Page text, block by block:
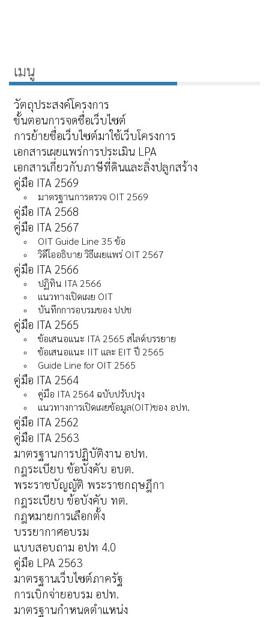
เมนู
วัตถุประสงค์โครงการ
ขั้นตอนการจดชื่อเว็บไซต์
การย้ายชื่อเว็บไซต์มาใช้เว็บโครงการ
เอกสารเผยแพร่การประเมิน LPA
เอกสารเกี่ยวกับภาษีที่ดินและลิ่งปลูกสร้าง
คู่มือ ITA 2569
มาตรฐานการตรวจ OIT 2569
คู่มือ ITA 2568
คู่มือ ITA 2567
OIT Guide Line 35 ข้อ
วิดีโออธิบาย วิธีเผยแพร่ OIT 2567
คู่มือ ITA 2566
ปฏิทิน ITA 2566
แนวทางเปิดเผย OIT
บันทึกการอบรมของ ปปช
คู่มือ ITA 2565
ข้อเสนอแนะ ITA 2565 สไลด์บรรยาย
ข้อเสนอแนะ IIT และ EIT ปี 2565
Guide Line for OIT 2565
คู่มือ ITA 2564
คู่มือ ITA 2564 ฉบับปรับปรุง
แนวทางการเปิดเผยข้อมูล(OIT)ของ อปท.
คู่มือ ITA 2562
คู่มือ ITA 2563
มาตรฐานการปฏิบัติงาน อปท.
กฎระเบียบ ข้อบังคับ อบต.
พระราชบัญญัติ พระราชกฤษฎีกา
กฎระเบียบ ข้อบังคับ ทต.
กฎหมายการเลือกตั้ง
บรรยากาศอบรม
แบบสอบถาม อปท 4.0
คู่มือ LPA 2563
มาตรฐานเว็บไซต์ภาครัฐ
การเบิกจ่ายอบรม อปท.
มาตรฐานกำหนดตำแหน่ง